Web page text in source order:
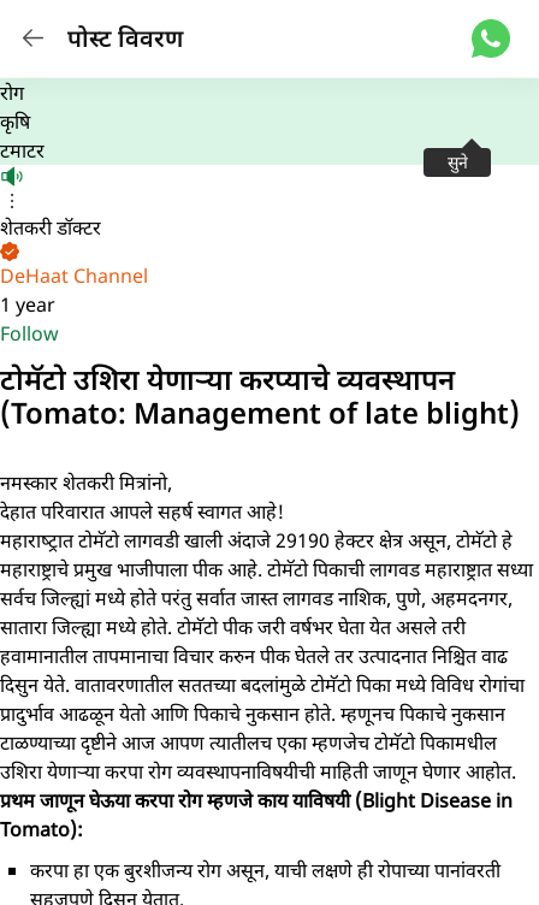
पोस्ट विवरण
सुने
रोग
कृषि
टमाटर
शेतकरी डॉक्टर
DeHaat Channel
1 year
Follow
टोमॅटो उशिरा येणाऱ्या करप्याचे व्यवस्थापन
(Tomato: Management of late blight)
नमस्कार शेतकरी मित्रांनो,
देहात परिवारात आपले सहर्ष स्वागत आहे!
महाराष्‍ट्रात टोमॅटो लागवडी खाली अंदाजे 29190 हेक्‍टर क्षेत्र असून, टोमॅटो हे
महाराष्ट्राचे प्रमुख भाजीपाला पीक आहे. टोमॅटो पिकाची लागवड महाराष्ट्रात सध्या
सर्वच जिल्ह्यां मध्ये होते परंतु सर्वात जास्त लागवड नाशिक, पुणे, अहमदनगर,
सातारा जिल्ह्या मध्ये होते. टोमॅटो पीक जरी वर्षभर घेता येत असले तरी
हवामानातील तापमानाचा विचार करुन पीक घेतले तर उत्पादनात निश्चित वाढ
दिसुन येते. वातावरणातील सततच्या बदलांमुळे टोमॅटो पिका मध्ये विविध रोगांचा
प्रादुर्भाव आढळून येतो आणि पिकाचे नुकसान होते. म्हणूनच पिकाचे नुकसान
टाळण्याच्या दृष्टीने आज आपण त्यातीलच एका म्हणजेच टोमॅटो पिकामधील
उशिरा येणाऱ्या करपा रोग व्यवस्थापनाविषयीची माहिती जाणून घेणार आहोत.
प्रथम जाणून घेऊया करपा रोग म्हणजे काय याविषयी (Blight Disease in
Tomato):
करपा हा एक बुरशीजन्य रोग असून, याची लक्षणे ही रोपाच्या पानांवरती
सहजपणे दिसून येतात.